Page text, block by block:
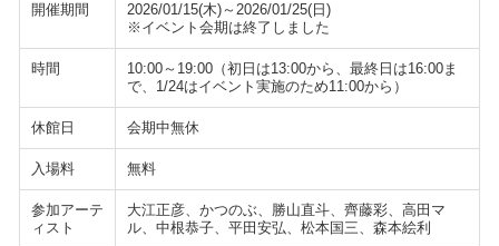
開催期間
2026/01/15(木)～2026/01/25(日)
※イベント会期は終了しました
時間
10:00～19:00（初日は13:00から、最終日は16:00ま
で、1/24はイベント実施のため11:00から）
休館日 会期中無休
入場料 無料
参加アーテ
ィスト
大江正彦、かつのぶ、勝山直斗、齊藤彩、高田マ
ル、中根恭子、平田安弘、松本国三、森本絵利